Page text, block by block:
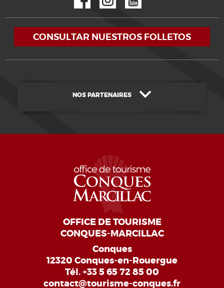
CONSULTAR NUESTROS FOLLETOS
NOS PARTENAIRES
OFFICE DE TOURISME
CONQUES-MARCILLAC
Conques
12320 Conques-en-Rouergue
Tél.+33 5 65 72 85 00
contact@tourisme-conques.fr